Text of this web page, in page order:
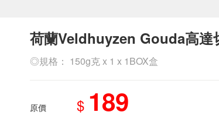
荷蘭Veldhuyzen Gouda高達
◎規格： 150g克 x 1 x 1BOX盒
原價 $ 189